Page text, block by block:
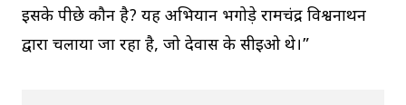
इसके पीछे कौन है? यह अभियान भगोड़े रामचंद्र विश्वनाथन
द्वारा चलाया जा रहा है, जो देवास के सीईओ थे।”